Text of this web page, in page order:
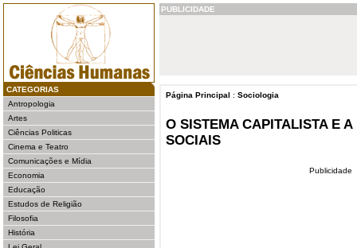
CATEGORIAS
Antropologia
Artes
Ciências Politicas
Cinema e Teatro
Comunicações e Mídia
Economia
Educação
Estudos de Religião
Filosofia
História
PUBLICIDADE
Página Principal : Sociologia
O SISTEMA CAPITALISTA E
SOCIAIS
Publicidade